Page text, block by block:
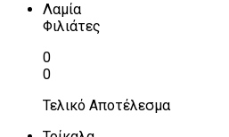
Λαμία
Φιλιάτες
0
0
Τελικό Αποτέλεσμα